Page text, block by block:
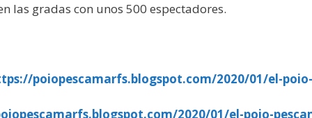
las gradas con unos 500 espectadores.
poiopescamarfs.blogspot.com/2020/01/el-
2020/01/el-poio-